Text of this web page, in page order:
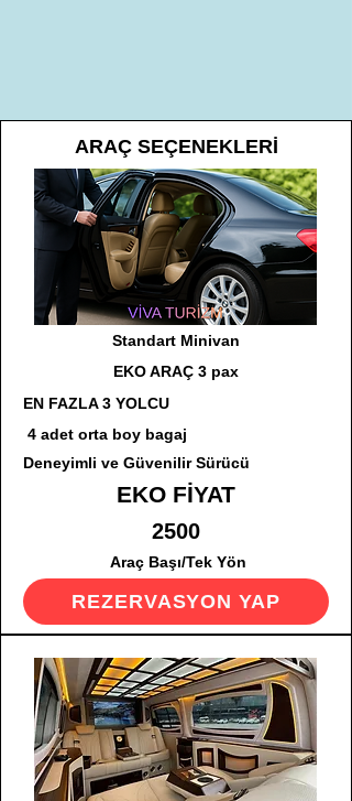
ARAÇ SEÇENEKLERİ
Standart Minivan
EKO ARAÇ 3 pax
EN FAZLA 3 YOLCU
4 adet orta boy bagaj
Deneyimli ve Güvenilir Sürücü
EKO FİYAT
2500
Araç Başı/Tek Yön
REZERVASYON YAP